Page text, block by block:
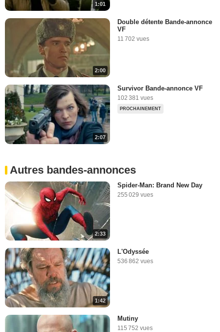
1:01
2:00
Double détente Bande-annonce
VF
11 702 vues
2:07
Survivor Bande-annonce VF
102 381 vues
PROCHAINEMENT
Autres bandes-annonces
2:33
Spider-Man: Brand New Day
255 029 vues
1:42
L'Odyssée
536 862 vues
Mutiny
115 752 vues